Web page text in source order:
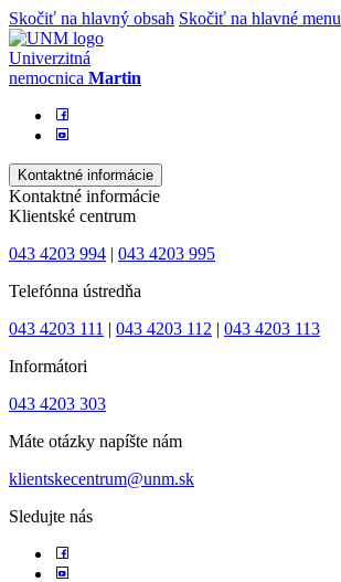
Skočiť na hlavný obsah Skočiť na hlavné menu
Univerzitná
nemocnica Martin
Kontaktné informácie
Kontaktné informácie
Klientské centrum
043 4203 994 | 043 4203 995
Telefónna ústredňa
043 4203 111 | 043 4203 112 | 043 4203 113
Informátori
043 4203 303
Máte otázky napíšte nám
klientskecentrum@unm.sk
Sledujte nás